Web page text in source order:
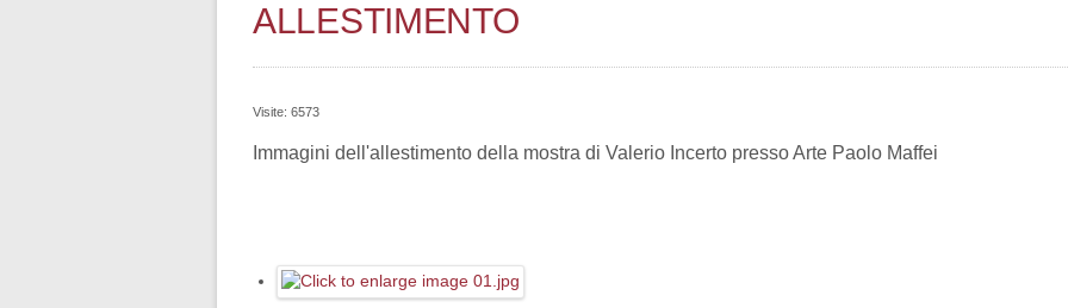
ALLESTIMENTO
Visite: 6573
Immagini dell'allestimento della mostra di Valerio Incerto presso Arte Paolo Maffei